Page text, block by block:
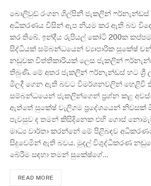
බොලිවුඩ් රංගන ශිල්පිනී ජැකලින් ෆර්නැන්ඩස්
අධිකරණය විසින් ඇප නියම කර ඇති බව විදෙස්
කර තිබේ. ඉන්දීය රුපියල් කෝටි 200ක
සිද්ධියක් සම්බන්ධයෙන් ව්‍යාපාරික සුකේෂ්
නඩුවක විත්තිකාරියක් ලෙස ජැකලින්
තිබුණි. මේ අතර ජැකලින් ෆර්නැන්ඩස් හට ශ්‍රී
මිලදී ගෙන ඇති බවට විමර්ශනවලින් හෙළිවී
සම්බන්ධයෙන් ජැකලින්ගෙන් ප්‍රශ්න කළ
ඇත්තේ සුකේෂ් වැලිගම ප්‍රදේශයෙන් නිවසක්
පැවසුව ද තමන් කිසිදිනෙක එහි ගොස්
මාධ්‍ය වාර්තා කරන්නේ මේ පිළිබඳව
සිදුවෙමින් ඇති බවය. මුදල් විශුද්ධිකරණ
බේරීම සඳහා තමන් සුකේෂ්ගේ…
READ MORE